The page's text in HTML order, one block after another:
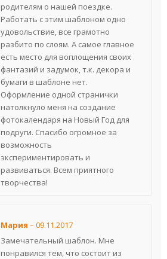
родителям о нашей поездке.
Работать с этим шаблоном одно
удовольствие, все грамотно
разбито по слоям. А самое главное
есть место для воплощения своих
фантазий и задумок, т.к. декора и
бумаги в шаблоне нет.
Оформление одной странички
натолкнуло меня на создание
фотокалендаря на Новый Год для
подруги. Спасибо огромное за
возможность
экспериментировать и
развиваться. Всем приятного
творчества!
Мария – 09.11.2017
Замечательный шаблон. Мне
понравился тем, что состоит из